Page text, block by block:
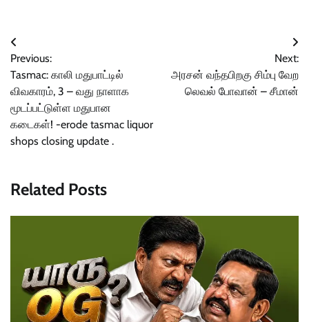
Post
navigation
Previous:
Tasmac: காலி மதுபாட்டில்
விவகாரம், 3 – வது நாளாக
மூடப்பட்டுள்ள மதுபான
கடைகள்! -erode tasmac liquor
shops closing update .
Next:
அரசன் வந்தபிறகு சிம்பு வேற
லெவல் போவான் – சீமான்
Related Posts